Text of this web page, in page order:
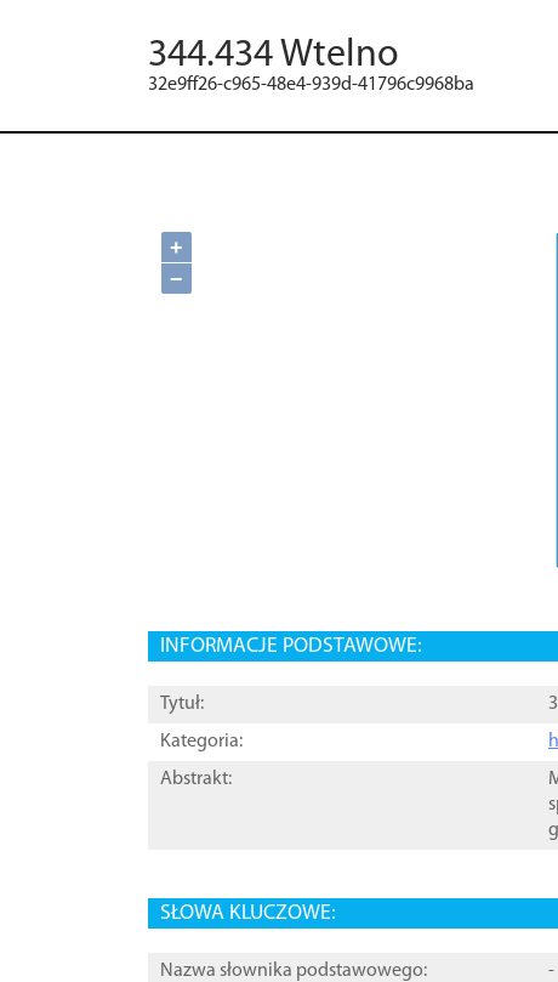
344.434 Wtelno
32e9ff26-c965-48e4-939d-41796c9968ba
+
−
INFORMACJE PODSTAWOWE:
Tytuł:
Kategoria:
Abstrakt:
SŁOWA KLUCZOWE:
Nazwa słownika podstawowego:
-